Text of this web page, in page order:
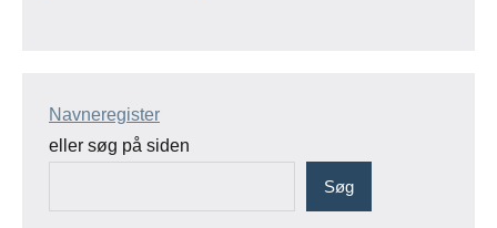
Navneregister
eller søg på siden
Søg